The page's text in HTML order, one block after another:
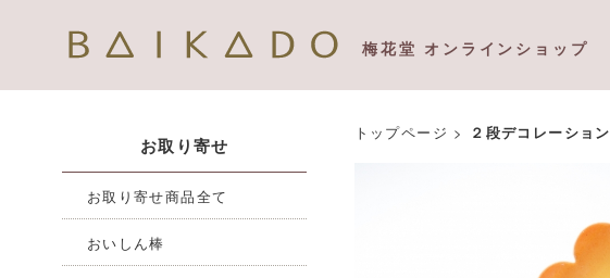
梅花堂 オンラインショップ
お取り寄せ
お取り寄せ商品全て
おいしん棒
トップページ > ２段デコレーション